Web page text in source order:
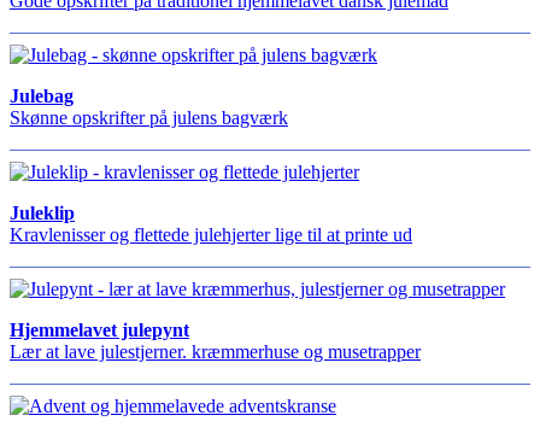
Julebag
Skønne opskrifter på julens bagværk
Juleklip
Kravlenisser og flettede julehjerter lige til at printe ud
Hjemmelavet julepynt
Lær at lave julestjerner. kræmmerhuse og musetrapper